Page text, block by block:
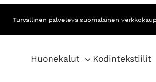
Turvallinen palveleva suomalainen
Huonekalut Kodintekstiilit